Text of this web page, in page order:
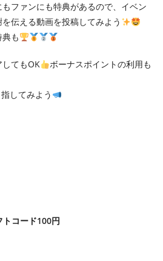
ファンにも特典があるので、イベン
伝える動画を投稿してみよう
も
てもOK
ボーナスポイントの利用も
してみよう
コード100円